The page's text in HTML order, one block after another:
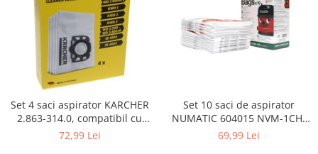
Kit-uri automatizari porti si usi
Mobila dormitor
Mobila gradina & terasa
Mobila Living & Dining
Organizare si depozitare
Rafturi
Set 4 saci aspirator KARCHER
2.863-314.0, compatibil cu
WD, KWD, SE
72,99 Lei
Set 10 saci de aspirator
NUMATIC 604015 NVM-1CH,
9L
69,99 Lei